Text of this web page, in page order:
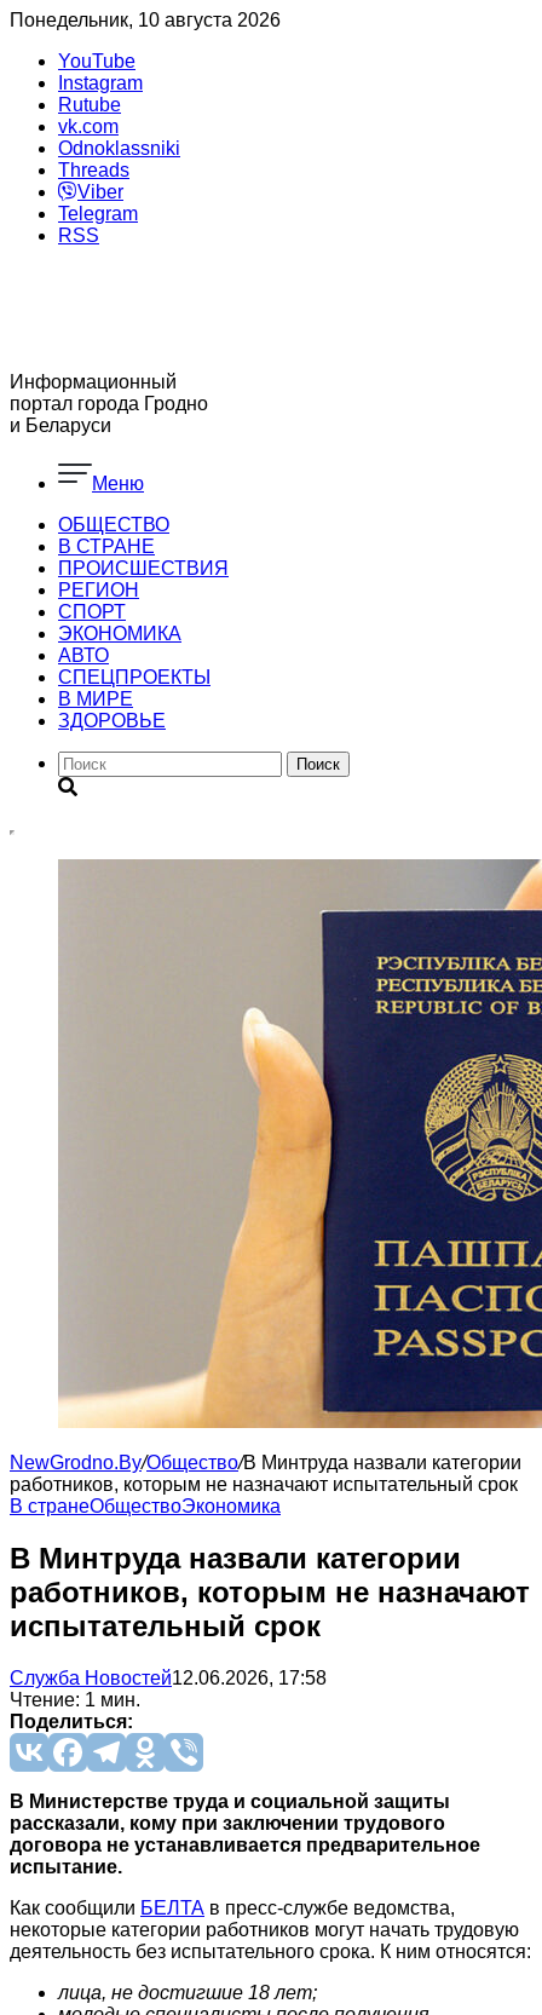
Понедельник, 10 августа 2026
YouTube
Instagram
Rutube
vk.com
Odnoklassniki
Threads
Viber
Telegram
RSS
Информационный
портал города Гродно
и Беларуси
Меню
ОБЩЕСТВО
В СТРАНЕ
ПРОИСШЕСТВИЯ
РЕГИОН
CПОРТ
ЭКОНОМИКА
АВТО
СПЕЦПРОЕКТЫ
В МИРЕ
ЗДОРОВЬЕ
Поиск
NewGrodno.By/Общество/В Минтруда назвали категории
работников, которым не назначают испытательный срок
В странеОбществоЭкономика
В Минтруда назвали категории
работников, которым не назначают
испытательный срок
Служба Новостей12.06.2026, 17:58
Чтение: 1 мин.
Поделиться:
В Министерстве труда и социальной защиты
рассказали, кому при заключении трудового
договора не устанавливается предварительное
испытание.
Как сообщили БЕЛТА в пресс-службе ведомства,
некоторые категории работников могут начать трудовую
деятельность без испытательного срока. К ним относятся:
лица, не достигшие 18 лет;